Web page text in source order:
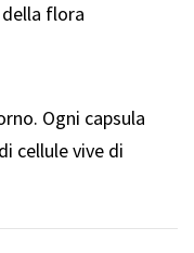
flora
Ogni capsula
cellule vive di